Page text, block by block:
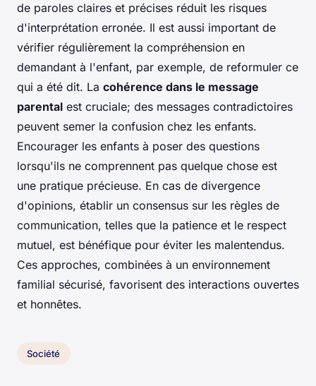
de paroles claires et précises réduit les risques
d'interprétation erronée. Il est aussi important de
vérifier régulièrement la compréhension en
demandant à l'enfant, par exemple, de reformuler ce
qui a été dit. La cohérence dans le message
parental est cruciale; des messages contradictoires
peuvent semer la confusion chez les enfants.
Encourager les enfants à poser des questions
lorsqu'ils ne comprennent pas quelque chose est
une pratique précieuse. En cas de divergence
d'opinions, établir un consensus sur les règles de
communication, telles que la patience et le respect
mutuel, est bénéfique pour éviter les malentendus.
Ces approches, combinées à un environnement
familial sécurisé, favorisent des interactions ouvertes
et honnêtes.
Société